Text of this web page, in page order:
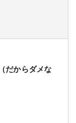
だからダメな